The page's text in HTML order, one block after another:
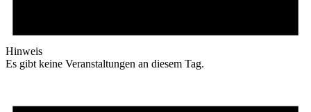
Hinweis
Es gibt keine Veranstaltungen an diesem Tag.